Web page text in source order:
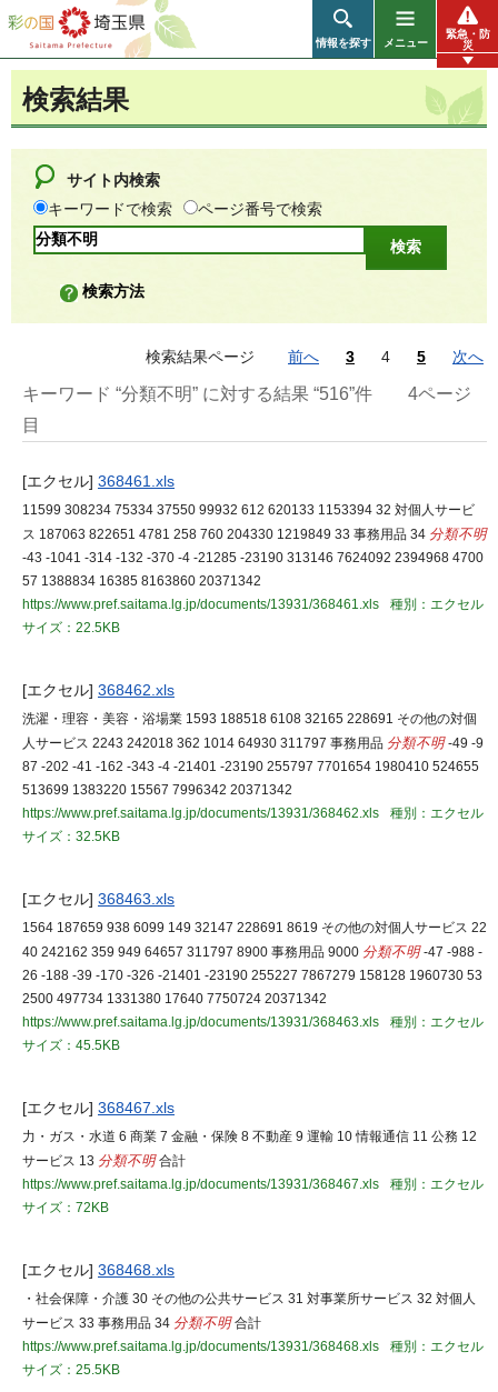
彩の国 埼玉県
情報を探す メニュー
緊急・防
災
検索結果
サイト内検索
キーワードで検索
ページ番号で検索
検索方法
検索結果ページ 前へ 3 4 5 次へ
キーワード “分類不明” に対する結果 “516”件
4ページ
目
[エクセル] 368461.xls
11599 308234 75334 37550 99932 612 620133 1153394 32 対個人サービ
ス 187063 822651 4781 258 760 204330 1219849 33 事務用品 34 分類不明
-43 -1041 -314 -132 -370 -4 -21285 -23190 313146 7624092 2394968 4700
57 1388834 16385 8163860 20371342
https://www.pref.saitama.lg.jp/documents/13931/368461.xls
種別：エクセル
サイズ：22.5KB
[エクセル] 368462.xls
洗濯・理容・美容・浴場業 1593 188518 6108 32165 228691 その他の対個
人サービス 2243 242018 362 1014 64930 311797 事務用品 分類不明-49 -9
87 -202 -41 -162 -343 -4 -21401 -23190 255797 7701654 1980410 524655
513699 1383220 15567 7996342 20371342
https://www.pref.saitama.lg.jp/documents/13931/368462.xls
種別：エクセル
サイズ：32.5KB
[エクセル] 368463.xls
1564 187659 938 6099 149 32147 228691 8619 その他の対個人サービス 22
40 242162 359 949 64657 311797 8900 事務用品 9000 分類不明-47 -988 -
26 -188 -39 -170 -326 -21401 -23190 255227 7867279 158128 1960730 53
2500 497734 1331380 17640 7750724 20371342
https://www.pref.saitama.lg.jp/documents/13931/368463.xls
種別：エクセル
サイズ：45.5KB
[エクセル] 368467.xls
力・ガス・水道 6 商業 7 金融・保険 8 不動産 9 運輸 10 情報通信 11 公務 12
サービス 13 分類不明合計
https://www.pref.saitama.lg.jp/documents/13931/368467.xls
種別：エクセル
サイズ：72KB
[エクセル] 368468.xls
・社会保障・介護 30 その他の公共サービス 31 対事業所サービス 32 対個人
サービス 33 事務用品 34 分類不明合計
https://www.pref.saitama.lg.jp/documents/13931/368468.xls
種別：エクセル
サイズ：25.5KB